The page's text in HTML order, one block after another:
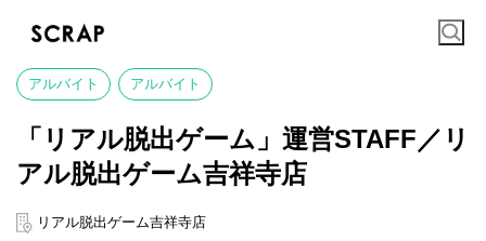
アルバイト アルバイト
「リアル脱出ゲーム」運営STAFF／リ
アル脱出ゲーム吉祥寺店
リアル脱出ゲーム吉祥寺店